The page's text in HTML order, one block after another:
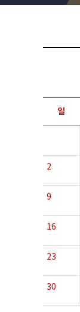
일
2
9
16
23
30